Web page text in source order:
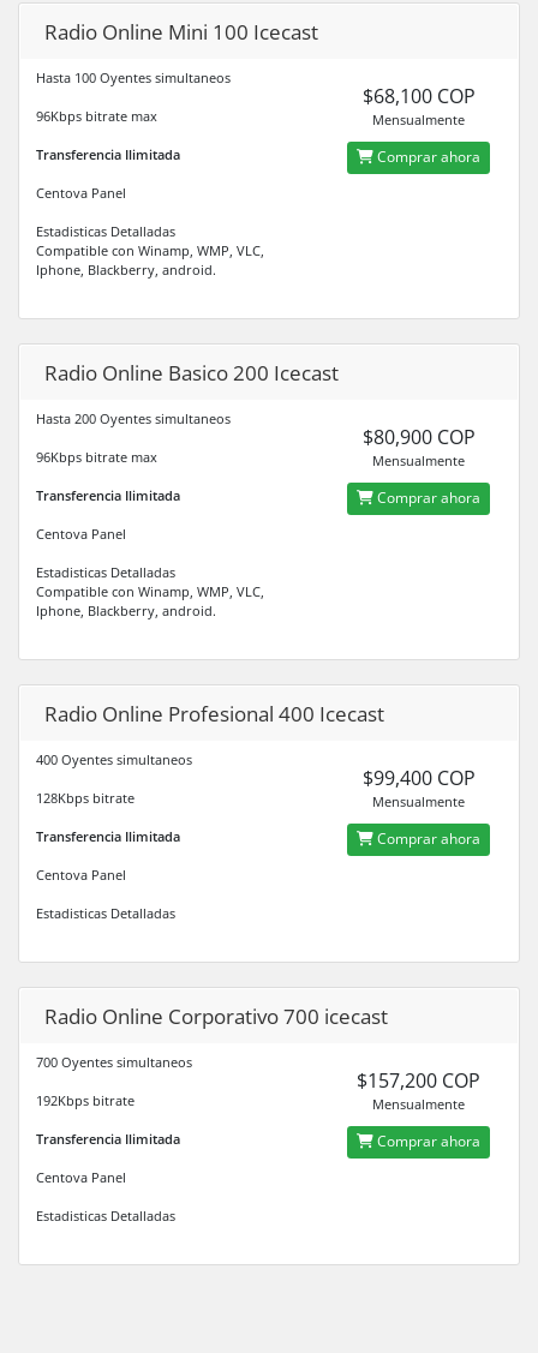
Radio Online Mini 100 Icecast
Hasta 100 Oyentes simultaneos
96Kbps bitrate max
Transferencia Ilimitada
Centova Panel
Estadisticas Detalladas
Compatible con Winamp, WMP, VLC,
Iphone, Blackberry, android.
$68,100 COP
Mensualmente
Comprar ahora
Radio Online Basico 200 Icecast
Hasta 200 Oyentes simultaneos
96Kbps bitrate max
Transferencia Ilimitada
Centova Panel
Estadisticas Detalladas
Compatible con Winamp, WMP, VLC,
Iphone, Blackberry, android.
$80,900 COP
Mensualmente
Comprar ahora
Radio Online Profesional 400 Icecast
400 Oyentes simultaneos
128Kbps bitrate
Transferencia Ilimitada
Centova Panel
Estadisticas Detalladas
$99,400 COP
Mensualmente
Comprar ahora
Radio Online Corporativo 700 icecast
700 Oyentes simultaneos
192Kbps bitrate
Transferencia Ilimitada
Centova Panel
Estadisticas Detalladas
$157,200 COP
Mensualmente
Comprar ahora